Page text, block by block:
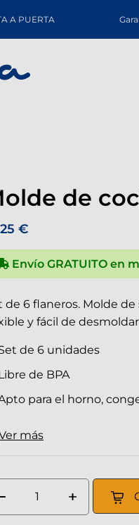
A PUERTA
de
€
Envío GRATUITO en
de 6 flaneros. Molde
y fácil de desmoldar
de 6 unidades
de BPA
para el horno,
más